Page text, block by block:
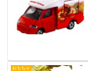
おもちゃ